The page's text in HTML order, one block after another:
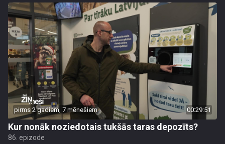
pirms 2 gadiem, 7 mēnešiem 00:29:51
Kur nonāk noziedotais tukšās taras depozīts?
86. epizode